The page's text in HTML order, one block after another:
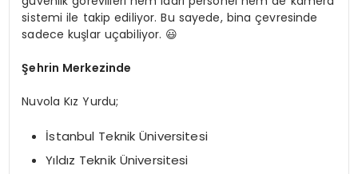
sistemi ile takip ediliyor. Bu sayede, bina çevresinde
sadece kuşlar uçabiliyor. 😃
Şehrin Merkezinde
Nuvola Kız Yurdu;
İstanbul Teknik Üniversitesi
Yıldız Teknik Üniversitesi